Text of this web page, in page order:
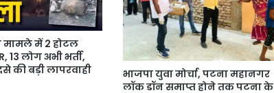
में 2 होटल
13 लोग अभी भर्ती,
की बड़ी लापरवाही
भाजपा युवा मोर्चा, पटना महानगर
लॉक डॉन समाप्त होने तक पटना के